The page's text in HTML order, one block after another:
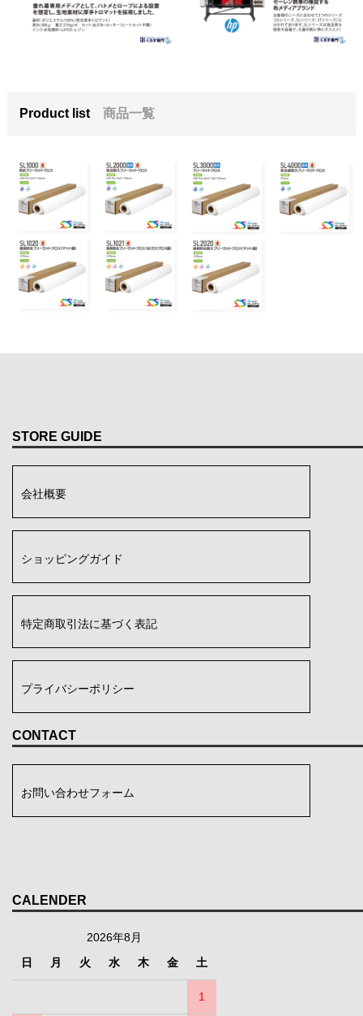
Product list商品一覧
STORE GUIDE
会社概要
ショッピングガイド
特定商取引法に基づく表記
プライバシーポリシー
CONTACT
お問い合わせフォーム
CALENDER
2026年8月
日
月 火 水 木 金 土
1